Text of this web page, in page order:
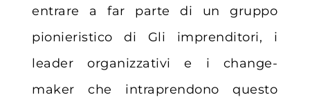
entrare a far parte di un gruppo
pionieristico di Gli imprenditori, i
leader organizzativi e i change-
maker che intraprendono questo